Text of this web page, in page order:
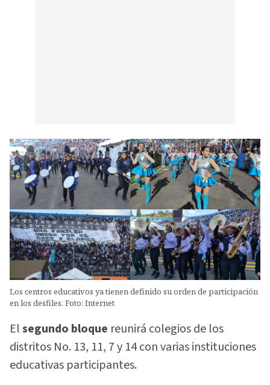
Los centros educativos ya tienen definido su orden de participación
en los desfiles. Foto: Internet
Elsegundo bloque reunirá colegios de los
distritos No. 13, 11, 7 y 14 con varias instituciones
educativas participantes.